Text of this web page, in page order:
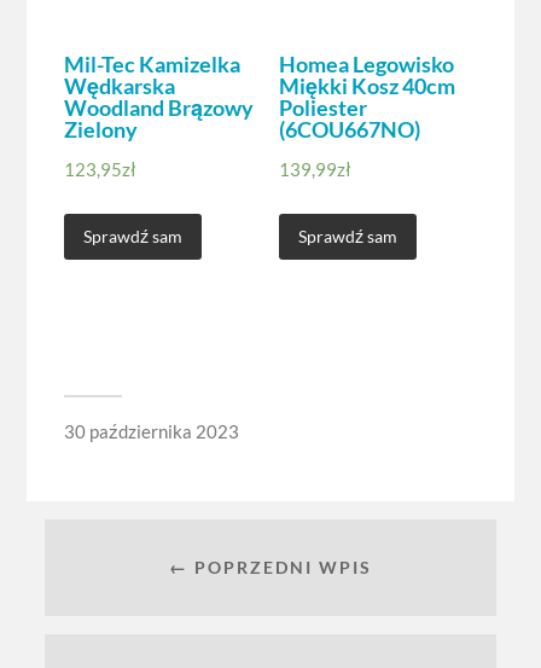
Mil-Tec Kamizelka
Wędkarska
Woodland Brązowy
Zielony
123,95zł
Sprawdź sam
Homea Legowisko
Miękki Kosz 40cm
Poliester
(6COU667NO)
139,99zł
Sprawdź sam
30 października 2023
← POPRZEDNI WPIS